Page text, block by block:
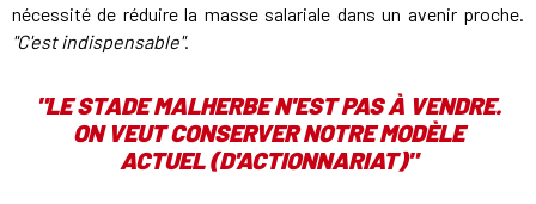
nécessité de réduire la masse salariale dans un avenir proche.
"C'est indispensable".
"LE STADE MALHERBE N'EST PAS À VENDRE.
ON VEUT CONSERVER NOTRE MODÈLE
ACTUEL (D'ACTIONNARIAT)"